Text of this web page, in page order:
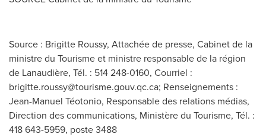
Source : Brigitte Roussy, Attachée de presse, Cabinet de la
ministre du Tourisme et ministre responsable de la région
de Lanaudière, Tél. : 514 248-0160, Courriel :
brigitte.roussy@tourisme.gouv.qc.ca; Renseignements :
Jean-Manuel Téotonio, Responsable des relations médias,
Direction des communications, Ministère du Tourisme, Tél. :
418 643-5959, poste 3488